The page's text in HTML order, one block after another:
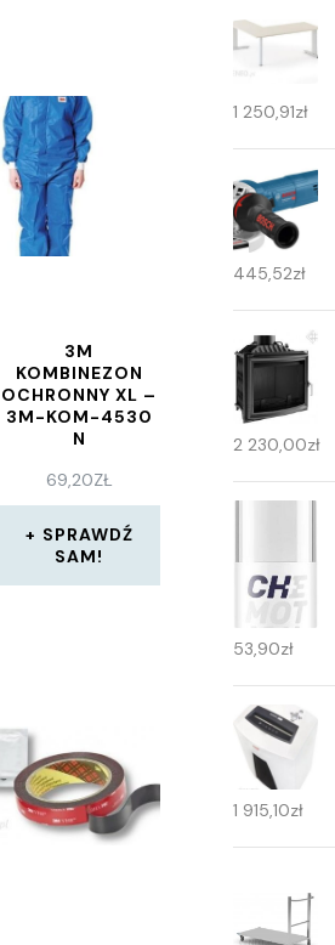
3M
KOMBINEZON
OCHRONNY XL –
3M-KOM-4530
N
69,20ZŁ
SPRAWDŹ
SAM!
1 250,91zł
445,52zł
2 230,00zł
53,90zł
1 915,10zł